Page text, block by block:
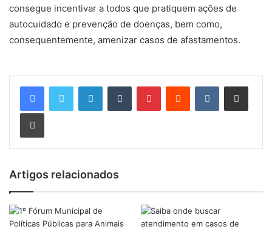
consegue incentivar a todos que pratiquem ações de
autocuidado e prevenção de doenças, bem como,
consequentemente, amenizar casos de afastamentos.
LinkedinTumblr PinterestReddit VK Compartilhar via e-mail
Imprimir
Artigos relacionados